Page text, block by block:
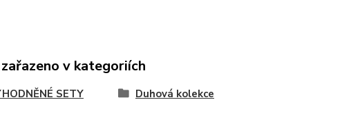
v kategoriích
SETY Duhová kolekce